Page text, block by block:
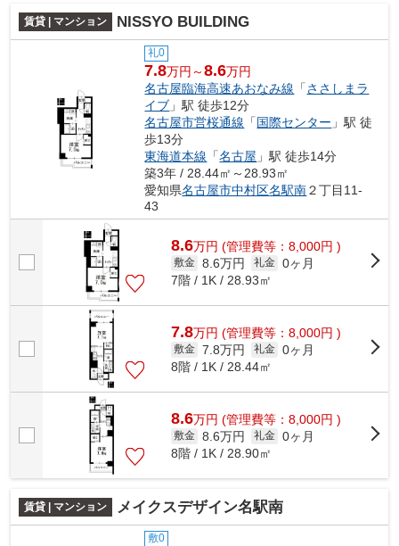
賃貸 | マンション NISSYO BUILDING
礼0
7.8万円～8.6万円
名古屋臨海高速あおなみ線 「ささしまラ
イブ 」駅 徒歩12分
名古屋市営桜通線 「国際センター 」駅 徒
歩13分
東海道本線 「名古屋 」駅 徒歩14分
築3年 / 28.44㎡～28.93㎡
愛知県名古屋市中村区名駅南２丁目11-
43
8.6万円 (管理費等：8,000円 )
敷金 8.6万円 礼金 0ヶ月
7階 / 1K / 28.93㎡
7.8万円 (管理費等：8,000円 )
敷金 7.8万円 礼金 0ヶ月
8階 / 1K / 28.44㎡
8.6万円 (管理費等：8,000円 )
敷金 8.6万円 礼金 0ヶ月
8階 / 1K / 28.90㎡
賃貸 | マンション メイクスデザイン名駅南
敷0